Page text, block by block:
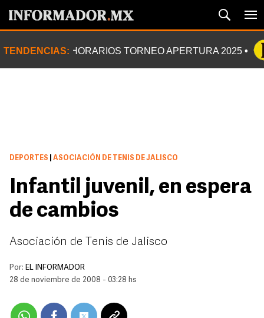
TENDENCIAS: HORARIOS TORNEO APERTURA 2025
DEPORTES ASOCIACIÓN DE TENIS DE JALISCO
Infantil juvenil, en espera
de cambios
Asociación de Tenis de Jalisco
Por: EL INFORMADOR
28 de noviembre de 2008 - 03:28 hs